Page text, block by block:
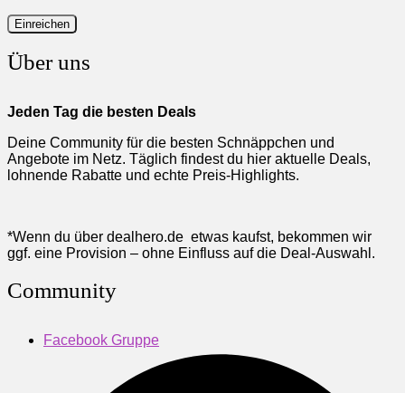
Über uns
Jeden Tag die besten Deals
Deine Community für die besten Schnäppchen und
Angebote im Netz. Täglich findest du hier aktuelle Deals,
lohnende Rabatte und echte Preis-Highlights.
*Wenn du über dealhero.de etwas kaufst, bekommen wir
ggf. eine Provision – ohne Einfluss auf die Deal-Auswahl.
Community
Facebook Gruppe